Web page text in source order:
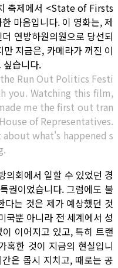
축제에서 <State of Firsts
마음입니다. 이 영화는, 제
연방하원의원으로 당선되
지금은, 카메라가 꺼진 이
싶습니다.
Run Out Politics Festi
you. Watching this film,
me the first out tran
of Representatives.
what's happened s
의회에서 일할 수 있었던 경
권이었습니다. 그럼에도 불
다는 것은 제가 예상했던 것
국뿐 아니라 전 세계에서 성
이어지고 있고, 특히 트랜
혹한 것이 지금의 현실입니
은 몹시 지치고, 때로는 공